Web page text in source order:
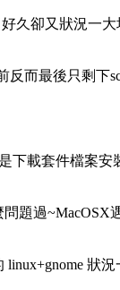
久卻又狀況一
反而最後只剩下
下載套件檔案安
問題過~MacOSX
狀